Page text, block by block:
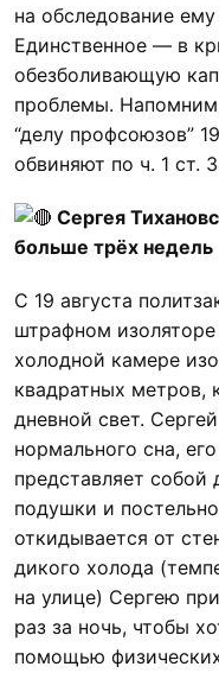
на обследование
Единственное — в
обезболивающую
проблемы.
“делу профсоюзов”
обвиняют по ч. 1 ст.
Сергея
больше трёх недель
С 19 августа
штрафном
холодной камере
квадратных метров,
дневной свет.
нормального сна,
представляет собой
подушки и
откидывается от
дикого холода
на улице) Сергею
раз за ночь, чтобы
помощью